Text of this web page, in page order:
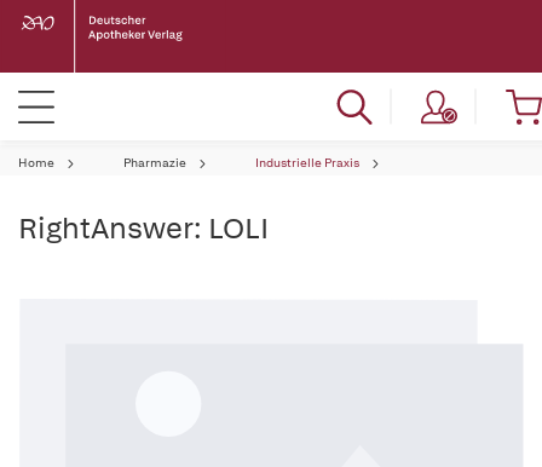
Home Pharmazie Industrielle Praxis
RightAnswer: LOLI